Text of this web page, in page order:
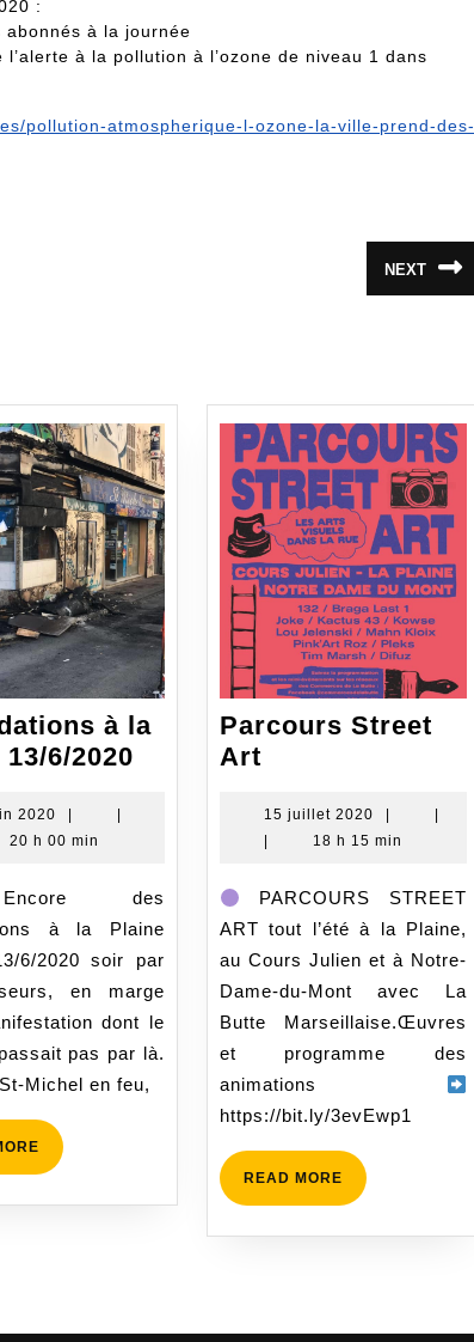
:
à la journée
à la pollution à l’ozone de niveau 1 ‪dans
pollution-atmospherique-l-ozone-la-ville-prend-des-
NEXT
suivant
à la
6/2020 Dégradations
2020
14
juin
20 h 00 min
des
à la Plaine
6/2020 soir par
en marge
dont le
pas par là.
Michel en feu,
READ
MORE
Parcours Street
ArtParcours
Art
15 juillet 2020
15
juillet
18 h 15 min
PARCOURS STREET
ART tout l’été à la Plaine,
au Cours Julien et à Notre-
Dame-du-Mont avec La
Butte Marseillaise.Œuvres
et programme des
animations
https://bit.ly/3evEwp1
READ MOREREAD
MORE